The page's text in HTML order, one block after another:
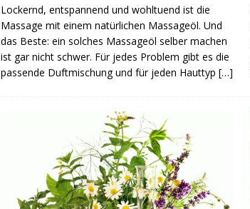
Lockernd, entspannend und wohltuend ist die
Massage mit einem natürlichen Massageöl. Und
das Beste: ein solches Massageöl selber machen
ist gar nicht schwer. Für jedes Problem gibt es die
passende Duftmischung und für jeden Hauttyp […]